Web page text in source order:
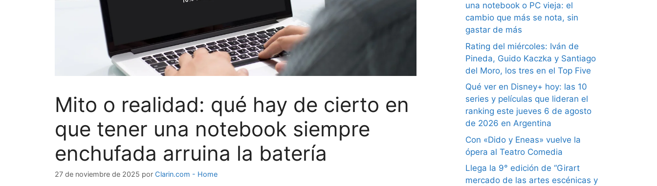
Mito o realidad: qué hay de cierto en
que tener una notebook siempre
enchufada arruina la batería
27 de noviembre de 2025 por Clarin.com - Home
una notebook o PC vieja: el
cambio que más se nota, sin
gastar de más
Rating del miércoles: Iván de
Pineda, Guido Kaczka y Santiago
del Moro, los tres en el Top Five
Qué ver en Disney+ hoy: las 10
series y películas que lideran el
ranking este jueves 6 de agosto
de 2026 en Argentina
Con «Dido y Eneas» vuelve la
ópera al Teatro Comedia
Llega la 9° edición de “Girart
mercado de las artes escénicas y